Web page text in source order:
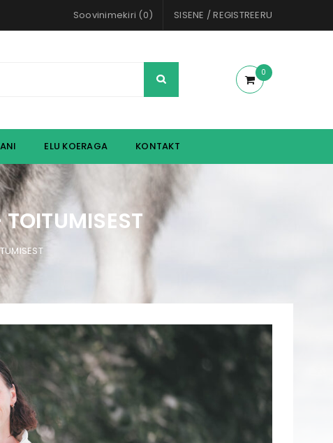
SISENE /REGISTREERU
Soovinimekiri (0)
0
ELU KOERAGA KONTAKT